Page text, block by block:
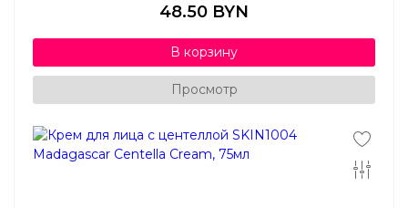
48.50 BYN
В корзину
Просмотр